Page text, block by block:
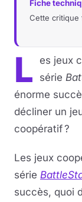
Fiche
Cette critique
L
es jeux
série
énorme
décliner un
coopératif ?
Les jeux
série
succès, quoi